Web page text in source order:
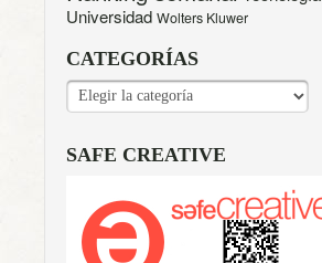
Universidad Wolters Kluwer
CATEGORÍAS
CATEGORÍAS
SAFE CREATIVE